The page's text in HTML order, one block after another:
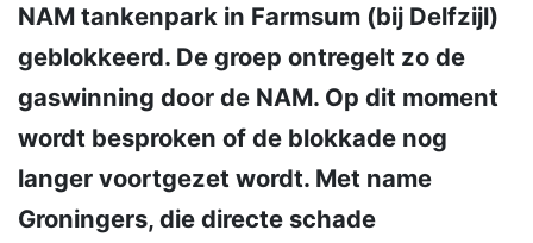
NAM tankenpark in Farmsum (bij Delfzijl)
geblokkeerd. De groep ontregelt zo de
gaswinning door de NAM. Op dit moment
wordt besproken of de blokkade nog
langer voortgezet wordt. Met name
Groningers, die directe schade